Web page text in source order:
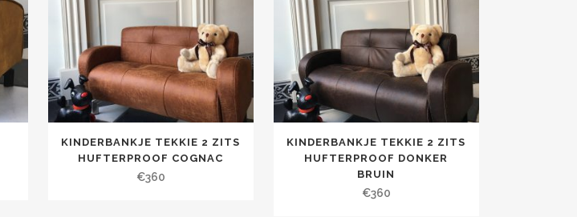
KINDERBANKJE TEKKIE 2 ZITS
HUFTERPROOF COGNAC
€360
KINDERBANKJE TEKKIE 2 ZITS
HUFTERPROOF DONKER
BRUIN
€360